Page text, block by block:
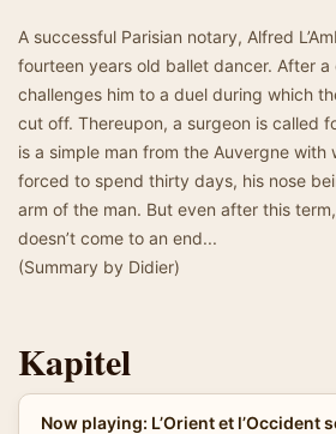
A successful Parisian notary, Alfred
fourteen years old ballet dancer. After a
challenges him to a duel during which
cut off. Thereupon, a surgeon is called
is a simple man from the Auvergne with
forced to spend thirty days, his nose
arm of the man. But even after this
doesn’t come to an end...
(Summary by Didier)
Kapitel
Now playing: L’Orient et l’Occident